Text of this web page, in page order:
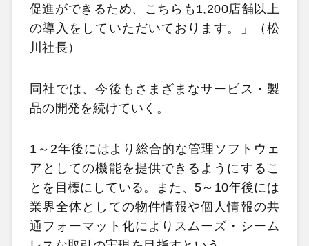
促進ができるため、こちらも1,200店舗以上
の導入をしていただいております。」（松
川社長）
同社では、今後もさまざまなサービス・製
品の開発を続けていく。
1～2年後にはより総合的な管理ソフトウェ
アとしての機能を提供できるようにするこ
とを目標にしている。また、5～10年後には
業界全体としての物件情報や個人情報の共
通フォーマット化によりスムーズ・シーム